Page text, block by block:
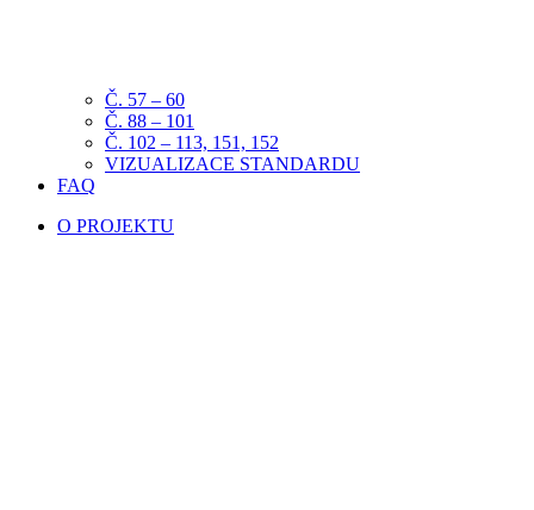
Č. 57 – 60
Č. 88 – 101
Č. 102 – 113, 151, 152
VIZUALIZACE STANDARDU
FAQ
O PROJEKTU